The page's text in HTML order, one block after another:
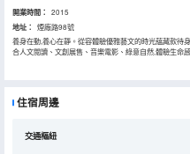
開業時間： 2015
地址：
煙廠路98號
養身在動,養心在靜。從容體驗優雅藝文的時光藴藏款待
合人文閲讀、文創展售、音樂電影、綠意自然,體驗生命
煙廠,迎向國際文創產業與人才培育的文化園區,體現台
的噴泉,綠蔭襯托的荷花池。自然生態與歷史古蹟的氣期
住宿周邊
交通樞紐